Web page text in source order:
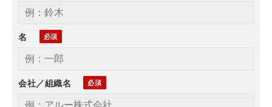
名
会社／組織名